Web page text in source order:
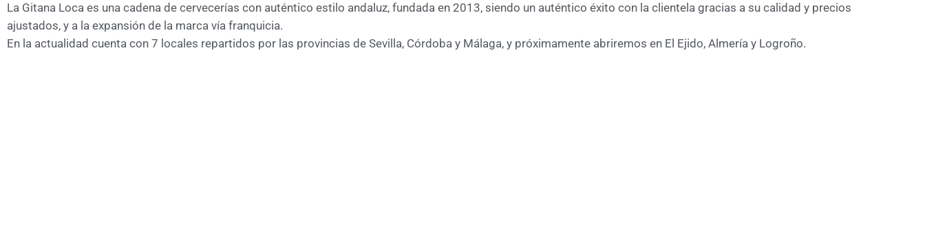
La Gitana Loca es una cadena de cervecerías con auténtico estilo andaluz, fundada en 2013, siendo un auténtico éxito con la clientela gracias a su calidad y precios
ajustados, y a la expansión de la marca vía franquicia.
En la actualidad cuenta con 7 locales repartidos por las provincias de Sevilla, Córdoba y Málaga, y próximamente abriremos en El Ejido, Almería y Logroño.